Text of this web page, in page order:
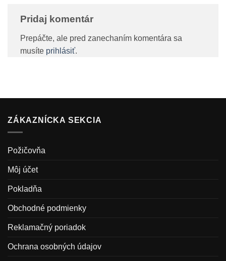
Pridaj komentár
Prepáčte, ale pred zanechaním komentára sa
musíte prihlásiť.
ZÁKAZNÍCKA SEKCIA
Požičovňa
Môj účet
Pokladňa
Obchodné podmienky
Reklamačný poriadok
Ochrana osobných údajov